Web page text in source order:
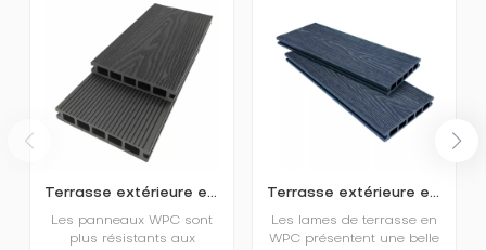
Terrasse extérieure en plastique imitation bois en relief 3D
Les panneaux WPC sont
plus résistants aux
Terrasse extérieure en WPC gaufré, respectueuse de l'environnement
Les lames de terrasse en
WPC présentent une belle